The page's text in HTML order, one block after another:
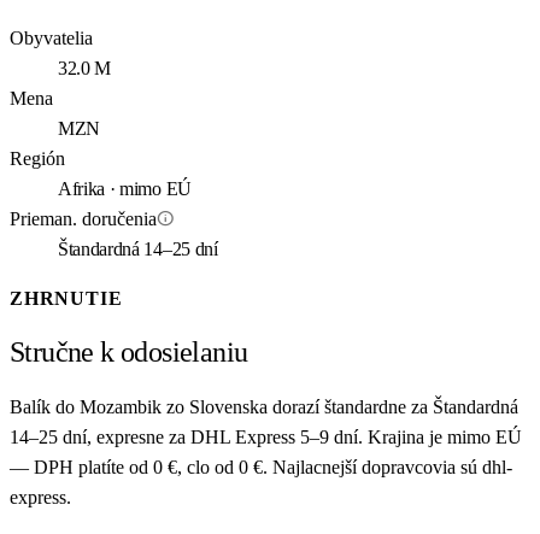
Obyvatelia
32.0 M
Mena
MZN
Región
Afrika · mimo EÚ
Prieman. doručeniainfo
Štandardná 14–25 dní
ZHRNUTIE
Stručne k odosielaniu
Balík do Mozambik zo Slovenska dorazí štandardne za Štandardná
14–25 dní, expresne za DHL Express 5–9 dní. Krajina je mimo EÚ
— DPH platíte od 0 €, clo od 0 €. Najlacnejší dopravcovia sú dhl-
express.